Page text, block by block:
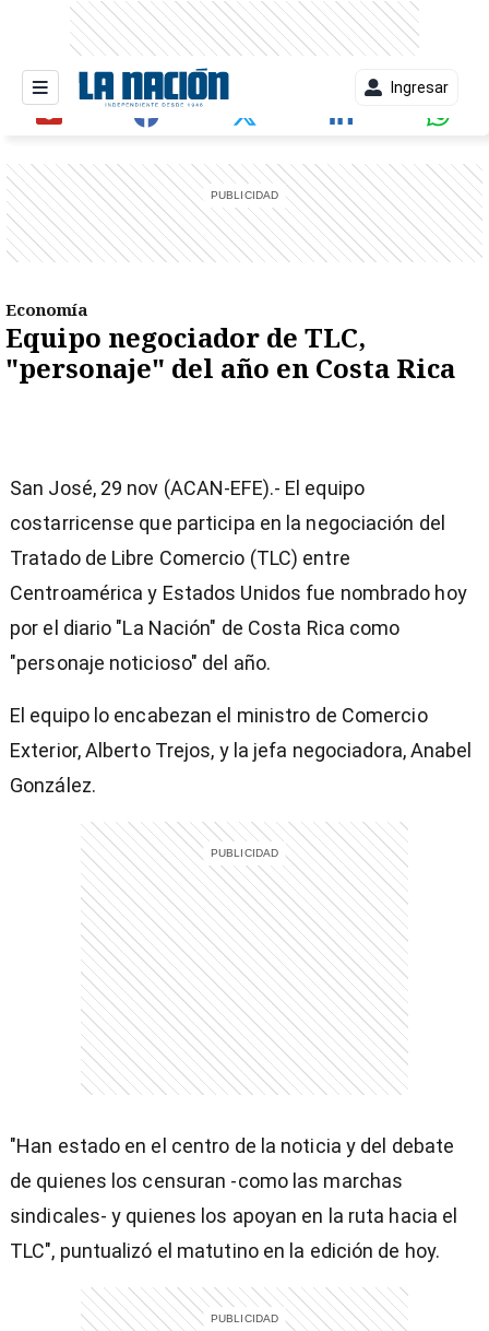
Ingresar
Economía
Equipo negociador de TLC,
"personaje" del año en Costa Rica
San José, 29 nov (ACAN-EFE).- El equipo
costarricense que participa en la negociación del
Tratado de Libre Comercio (TLC) entre
Centroamérica y Estados Unidos fue nombrado hoy
por el diario "La Nación" de Costa Rica como
"personaje noticioso" del año.
El equipo lo encabezan el ministro de Comercio
Exterior, Alberto Trejos, y la jefa negociadora, Anabel
González.
"Han estado en el centro de la noticia y del debate
de quienes los censuran -como las marchas
sindicales- y quienes los apoyan en la ruta hacia el
TLC", puntualizó el matutino en la edición de hoy.